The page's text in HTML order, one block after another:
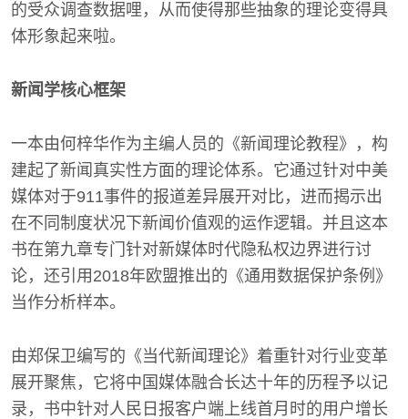
的受众调查数据哩，从而使得那些抽象的理论变得具
体形象起来啦。
新闻学核心框架
一本由何梓华作为主编人员的《新闻理论教程》，构
建起了新闻真实性方面的理论体系。它通过针对中美
媒体对于911事件的报道差异展开对比，进而揭示出
在不同制度状况下新闻价值观的运作逻辑。并且这本
书在第九章专门针对新媒体时代隐私权边界进行讨
论，还引用2018年欧盟推出的《通用数据保护条例》
当作分析样本。
由郑保卫编写的《当代新闻理论》着重针对行业变革
展开聚焦，它将中国媒体融合长达十年的历程予以记
录，书中针对人民日报客户端上线首月时的用户增长